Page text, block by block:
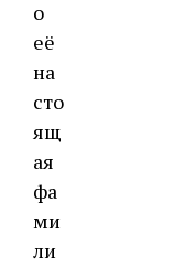
о
её
на
сто
ящ
ая
фа
ми
ли